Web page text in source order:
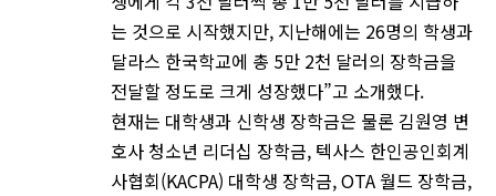
는 것으로 시작했지만, 지난해에는 26명의 학생과
달라스 한국학교에 총 5만 2천 달러의 장학금을
전달할 정도로 크게 성장했다”고 소개했다.
현재는 대학생과 신학생 장학금은 물론 김원영 변
호사 청소년 리더십 장학금, 텍사스 한인공인회계
사협회(KACPA) 대학생 장학금, OTA 월드 장학금,